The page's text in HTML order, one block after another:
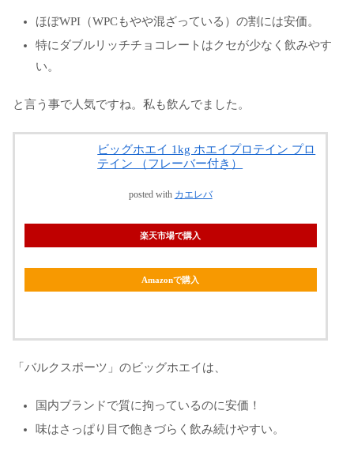
ほぼWPI（WPCもやや混ざっている）の割には安価。
特にダブルリッチチョコレートはクセが少なく飲みやす
い。
と言う事で人気ですね。私も飲んでました。
ビッグホエイ 1kg ホエイプロテイン プロ
テイン （フレーバー付き）
posted with カエレバ
楽天市場で購入
Amazonで購入
「バルクスポーツ」のビッグホエイは、
国内ブランドで質に拘っているのに安価！
味はさっぱり目で飽きづらく飲み続けやすい。